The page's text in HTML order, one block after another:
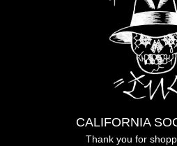
CALIFORNIA
Thank you for